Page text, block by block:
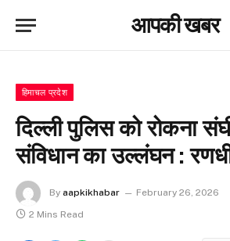
आपकी खबर
हिमाचल प्रदेश
दिल्ली पुलिस को रोकना
संविधान का उल्लंघन :
By aapkikhabar February 26, 2026
2 Mins Read